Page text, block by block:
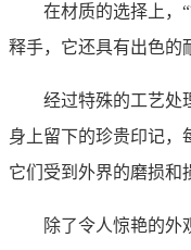
在材质的选择上，
释手，它还具有出色的
经过特殊的工艺处
身上留下的珍贵印记，
它们受到外界的磨损和
除了令人惊艳的外